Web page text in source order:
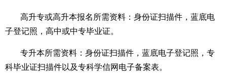
高升专或高升本报名所需资料：身份证扫描件，蓝底电
子登记照，高中或中专毕业证。
专升本所需资料：身份证扫描件，蓝底电子登记照，专
科毕业证扫描件以及专科学信网电子备案表。